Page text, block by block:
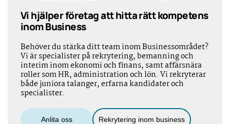
Vi hjälper företag att hitta rätt kompetens
inom Business
Behöver du stärka ditt team inom Businessområdet?
Vi är specialister på rekrytering, bemanning och
interim inom ekonomi och finans, samt affärsnära
roller som HR, administration och lön. Vi rekryterar
både juniora talanger, erfarna kandidater och
specialister.
Anlita oss Rekrytering inom business